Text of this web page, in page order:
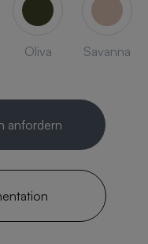
Oliva Savanna
anfordern